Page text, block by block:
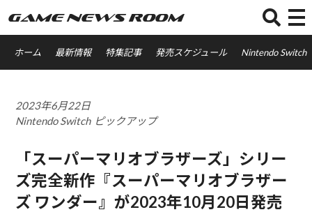
GAME NEWS ROOM
ホーム 最新情報 特集記事 発売スケジュール Nintendo Switch
2023年6月22日
Nintendo Switch ピックアップ
「スーパーマリオブラザーズ」シリー
ズ完全新作『スーパーマリオブラザー
ズ ワンダー』が2023年10月20日発売